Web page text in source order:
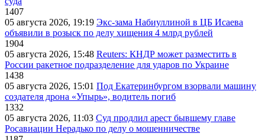
1407
05 августа 2026, 19:19 Экс-зама Набиуллиной в ЦБ Исаева
объявили в розыск по делу хищения 4 млрд рублей
1904
05 августа 2026, 15:48 Reuters: КНДР может разместить в
России ракетное подразделение для ударов по Украине
1438
05 августа 2026, 15:01 Под Екатеринбургом взорвали машину
создателя дрона «Упырь», водитель погиб
1332
05 августа 2026, 11:03 Суд продлил арест бывшему главе
Росавиации Нерадько по делу о мошенничестве